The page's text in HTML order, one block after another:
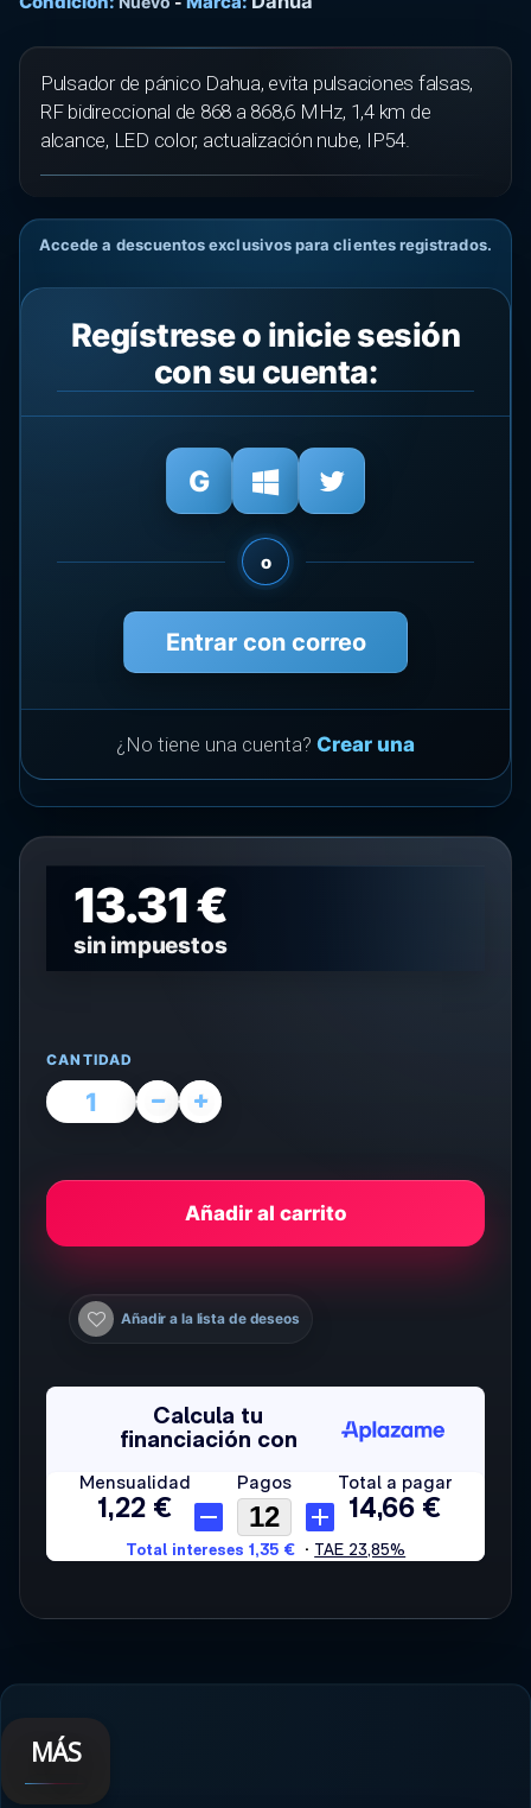
Pulsador de pánico Dahua, evita pulsaciones falsas,
RF bidireccional de 868 a 868,6 MHz, 1,4 km de
alcance, LED color, actualización nube, IP54.
Accede a descuentos exclusivos para clientes registrados.
Regístrese o inicie sesión
con su cuenta:
o
Entrar con correo
¿No tiene una cuenta? Crear una
13.31 €
sin impuestos
CANTIDAD
Añadir al carrito
Añadir a la lista de deseos
MÁS